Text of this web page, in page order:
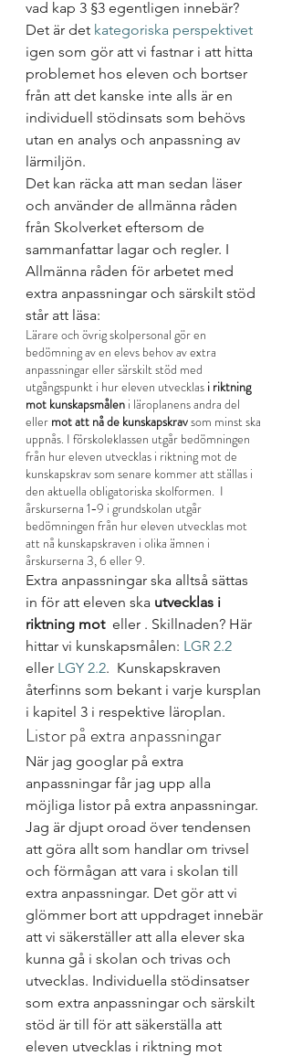
vad kap 3 §3 egentligen innebär?
Det är det kategoriska perspektivet
igen som gör att vi fastnar i att hitta
problemet hos eleven och bortser
från att det kanske inte alls är en
individuell stödinsats som behövs
utan en analys och anpassning av
lärmiljön.
Det kan räcka att man sedan läser
och använder de allmänna råden
från Skolverket eftersom de
sammanfattar lagar och regler. I
Allmänna råden för arbetet med
extra anpassningar och särskilt stöd
står att läsa:
Lärare och övrig skolpersonal gör en
bedömning av en elevs behov av extra
anpassningar eller särskilt stöd med
utgångspunkt i hur eleven utvecklas i riktning
mot kunskapsmålen i läroplanens andra del
eller mot att nå de kunskapskrav som minst ska
uppnås. I förskoleklassen utgår bedömningen
från hur eleven utvecklas i riktning mot de
kunskapskrav som senare kommer att ställas i
den aktuella obligatoriska skolformen.  I
årskurserna 1−9 i grundskolan utgår
bedömningen från hur eleven utvecklas mot
att nå kunskapskraven i olika ämnen i
årskurserna 3, 6 eller 9.
Extra anpassningar ska alltså sättas
in för att eleven ska utvecklas i
riktning mot eller . Skillnaden? Här
hittar vi kunskapsmålen: LGR 2.2
eller LGY 2.2.  Kunskapskraven
återfinns som bekant i varje kursplan
i kapitel 3 i respektive läroplan.
Listor på extra anpassningar
När jag googlar på extra
anpassningar får jag upp alla
möjliga listor på extra anpassningar.
Jag är djupt oroad över tendensen
att göra allt som handlar om trivsel
och förmågan att vara i skolan till
extra anpassningar. Det gör att vi
glömmer bort att uppdraget innebär
att vi säkerställer att alla elever ska
kunna gå i skolan och trivas och
utvecklas. Individuella stödinsatser
som extra anpassningar och särskilt
stöd är till för att säkerställa att
eleven utvecklas i riktning mot